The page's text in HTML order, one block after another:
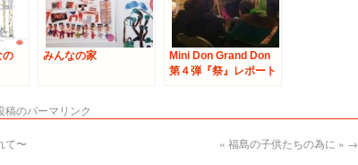
の
みんなの家
Mini Don Grand Don
第４弾『祭』レポート
稿のパーマリンク
て〜 « 福島の子供たちの為に » →